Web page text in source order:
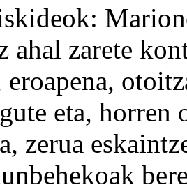
ahal zarete
eroapena,
eta, horren
zerua